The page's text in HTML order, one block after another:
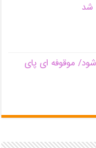
شد
موقوفه ای پای